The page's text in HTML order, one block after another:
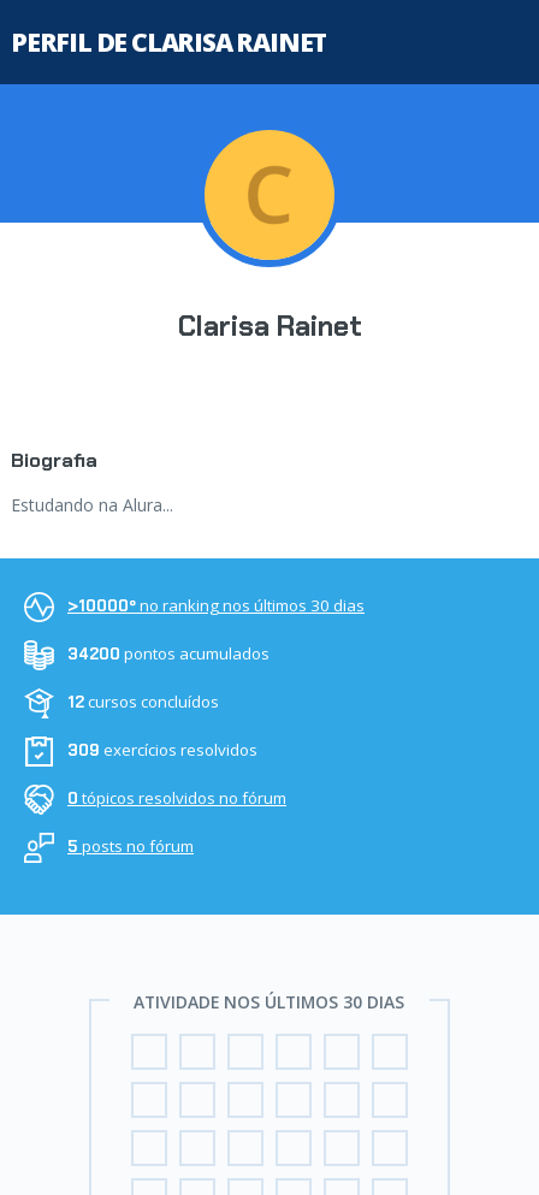
PERFIL DE CLARISA RAINET
Clarisa Rainet
Biografia
Estudando na Alura...
>10000ºno ranking nos últimos 30 dias
34200 pontos acumulados
12cursos concluídos
309 exercícios resolvidos
0 tópicos resolvidos no fórum
5 posts no fórum
ATIVIDADE NOS ÚLTIMOS 30 DIAS